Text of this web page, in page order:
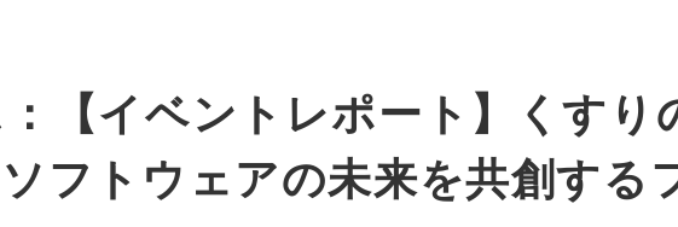
【イベントレポート】くすり
フトウェアの未来を共創する